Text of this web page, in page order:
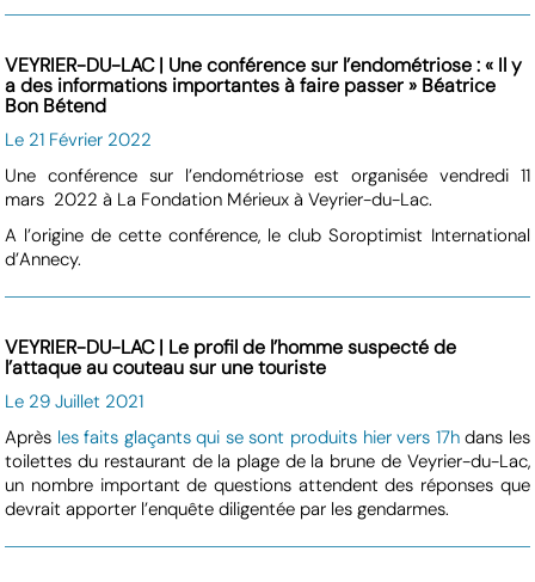
VEYRIER-DU-LAC | Une conférence sur l’endométriose : « Il y
a des informations importantes à faire passer » Béatrice
Bon Bétend
Le 21 Février 2022
Une conférence sur l’endométriose est organisée vendredi 11
mars 2022 à La Fondation Mérieux à Veyrier-du-Lac.
A l’origine de cette conférence, le club Soroptimist International
d’Annecy.
VEYRIER-DU-LAC | Le profil de l’homme suspecté de
l’attaque au couteau sur une touriste
Le 29 Juillet 2021
Après les faits glaçants qui se sont produits hier vers 17hdans les
toilettes du restaurant de la plage de la brune de Veyrier-du-Lac,
un nombre important de questions attendent des réponses que
devrait apporter l’enquête diligentée par les gendarmes.